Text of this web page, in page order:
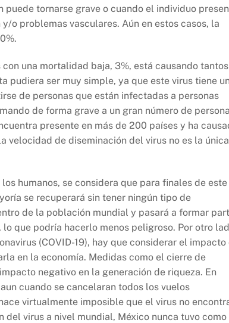
tornarse grave o cuando el individuo
o problemas vasculares. Aún en estos casos, la
una mortalidad baja, 3%, está causando tantos
pudiera ser muy simple, ya que este virus tiene
de personas que están infectadas a personas
de forma grave a un gran número de
presente en más de 200 países y ha
velocidad de diseminación del virus no es la única
humanos, se considera que para finales de este
se recuperará sin tener ningún tipo de
de la población mundial y pasará a formar
que podría hacerlo menos peligroso. Por otro
(COVID-19), hay que considerar el impacto
en la economía. Medidas como el cierre de
negativo en la generación de riqueza. En
cuando se cancelaran todos los vuelos
virtualmente imposible que el virus no
virus a nivel mundial, México nunca tuvo como